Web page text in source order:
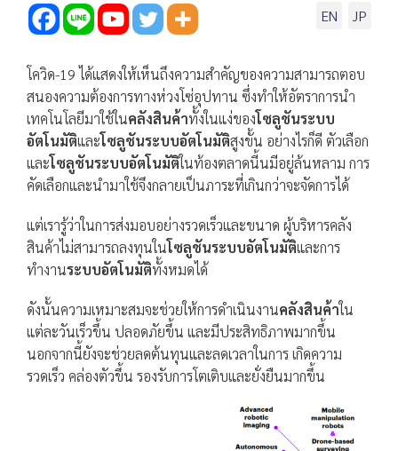
EN
JP
โควิด-19 ได้แสดงให้เห็นถึงความสำคัญของความสามารถตอบ
สนองความต้องการทางห่วงโซ่อุปทาน ซึ่งทำให้อัตราการนำ
เทคโนโลยีมาใช้ในคลังสินค้าทั้งในแง่ของโซลูชันระบบ
อัตโนมัติและโซลูชันระบบอัตโนมัติสูงขั้น อย่างไรก็ดี ตัวเลือก
และโซลูชันระบบอัตโนมัติในท้องตลาดนี้นมีอยู่ล้นหลาม การ
คัดเลือกและนำมาใช้จึงกลายเป็นภาระที่เกินกว่าจะจัดการได้
แต่เรารู้ว่าในการส่งมอบอย่างรวดเร็วและขนาด ผู้บริหารคลัง
สินค้าไม่สามารถลงทุนในโซลูชันระบบอัตโนมัติและการ
ทำงานระบบอัตโนมัติทั้งหมดได้
ดังนั้นความเหมาะสมจะช่วยให้การดำเนินงานคลังสินค้าใน
แต่ละวันเร็วขึ้น ปลอดภัยขึ้น และมีประสิทธิภาพมากขึ้น
นอกจากนี้ยังจะช่วยลดต้นทุนและลดเวลาในการ เกิดความ
รวดเร็ว คล่องตัวขึ้น รองรับการโตเติบและยั่งยืนมากขึ้น